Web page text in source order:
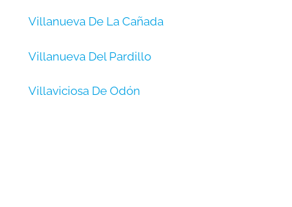
Villanueva De La Cañada
Villanueva Del Pardillo
Villaviciosa De Odón